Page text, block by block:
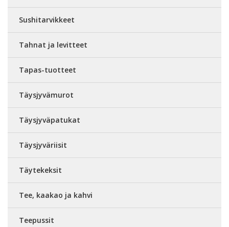
Sushitarvikkeet
Tahnat ja levitteet
Tapas-tuotteet
Täysjyvämurot
Täysjyväpatukat
Täysjyväriisit
Täytekeksit
Tee, kaakao ja kahvi
Teepussit